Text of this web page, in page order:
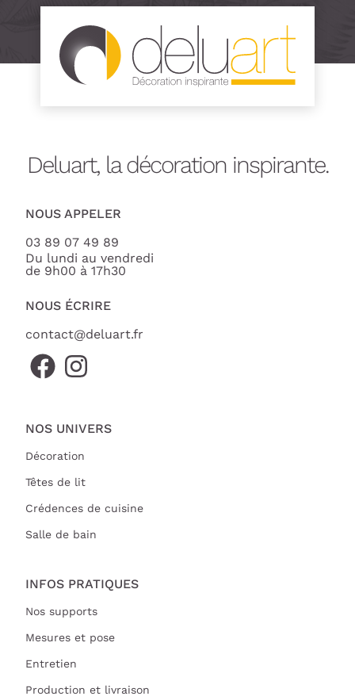
Deluart, la décoration inspirante.
NOUS APPELER
03 89 07 49 89
Du lundi au vendredi
de 9h00 à 17h30
NOUS ÉCRIRE
contact@deluart.fr
NOS UNIVERS
Décoration
Têtes de lit
Crédences de cuisine
Salle de bain
INFOS PRATIQUES
Nos supports
Mesures et pose
Entretien
Production et livraison